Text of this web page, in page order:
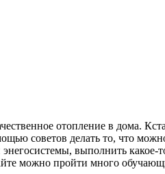
отопление в дома.
советов делать то, что
выполнить какое-
можно пройти много